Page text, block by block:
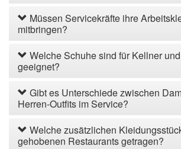
Müssen Servicekräfte ihre
mitbringen?
Welche Schuhe sind für Kellner
geeignet?
Gibt es Unterschiede zwischen
Herren-Outfits im Service?
Welche zusätzlichen
gehobenen Restaurants getragen?